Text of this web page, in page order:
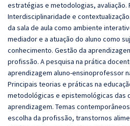
estratégias e metodologias, avaliação.
Interdisciplinaridade e
da sala de aula como ambiente
mediador e a atuação do aluno como
conhecimento. Gestão da
profissão. A pesquisa na prática
aprendizagem aluno-ensinoprofessor
Principais teorias e práticas na
metodológicas e epistemológicas das
aprendizagem. Temas
escolha da profissão, transtornos